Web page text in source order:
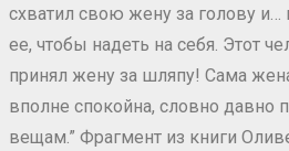
схватил свою жену за голову и…
ее, чтобы надеть на себя. Этот
принял жену за шляпу! Сама
вполне спокойна, словно давно
вещам.” Фрагмент из книги